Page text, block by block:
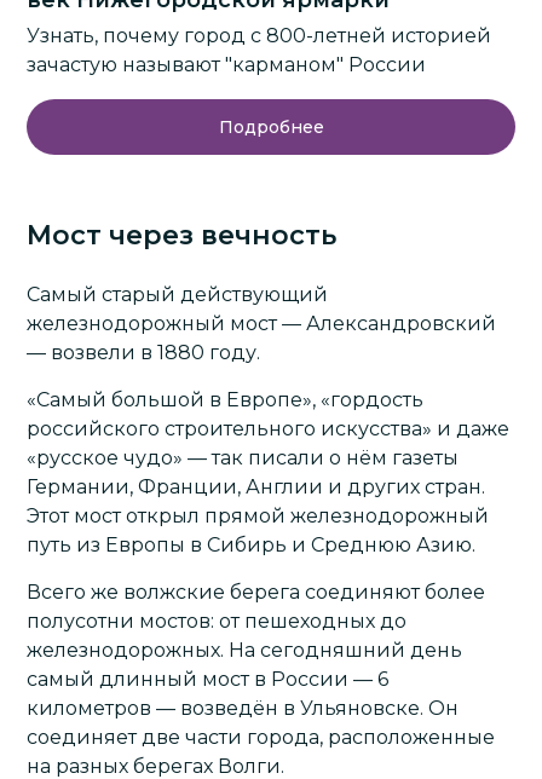
Узнать, почему город с 800-летней историей
зачастую называют "карманом" России
Подробнее
Мост через вечность
Самый старый действующий
железнодорожный мост — Александровский
— возвели в 1880 году.
«Самый большой в Европе», «гордость
российского строительного искусства» и даже
«русское чудо» — так писали о нём газеты
Германии, Франции, Англии и других стран.
Этот мост открыл прямой железнодорожный
путь из Европы в Сибирь и Среднюю Азию.
Всего же волжские берега соединяют более
полусотни мостов: от пешеходных до
железнодорожных. На сегодняшний день
самый длинный мост в России — 6
километров — возведён в Ульяновске. Он
соединяет две части города, расположенные
на разных берегах Волги.